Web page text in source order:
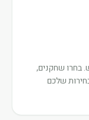
בחרו שחקנים,
שלכם